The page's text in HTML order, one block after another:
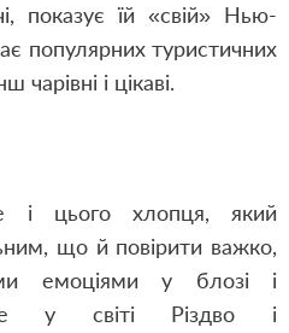
показує їй «свій» Нью-
популярних туристичних
і цікаві.
і цього хлопця, який
що й повірити важко,
емоціями у блозі і
у світі Різдво і